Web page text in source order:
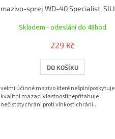
Skladem - odeslání do 48hod
229 Kč
DO KOŠÍKU
velmi účinné mazivo které nešpiníposkytuje
kvalitní mazací vlastnostinepřitahuje
nečistotychrání proti vlhkostichrání...